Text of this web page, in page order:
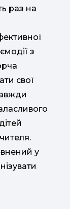
раз на
з
свої
у